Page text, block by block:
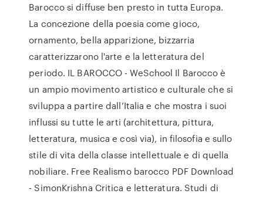
Barocco si diffuse ben presto in tutta Europa.
La concezione della poesia come gioco,
ornamento, bella apparizione, bizzarria
caratterizzarono l'arte e la letteratura del
periodo. IL BAROCCO - WeSchool Il Barocco è
un ampio movimento artistico e culturale che si
sviluppa a partire dall’Italia e che mostra i suoi
influssi su tutte le arti (architettura, pittura,
letteratura, musica e così via), in filosofia e sullo
stile di vita della classe intellettuale e di quella
nobiliare. Free Realismo barocco PDF Download
- SimonKrishna Critica e letteratura. Studi di